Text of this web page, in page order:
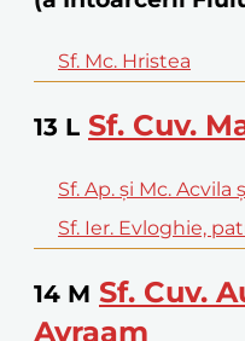
Sf. Mc. Hristea
13 L Sf. Cuv.
Sf. Ap. și Mc. Acvila
Sf. Ier. Evloghie,
14 M Sf. Cuv.
Avraam